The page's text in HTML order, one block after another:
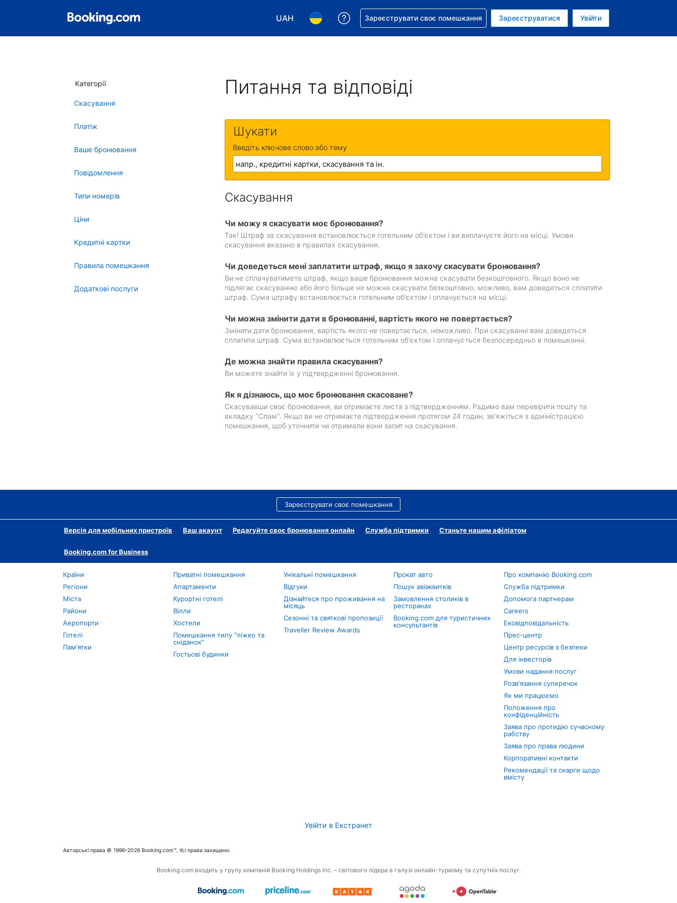
UAH
Виберіть валюту. Ваша поточна валюта: Українська гривня
Виберіть мову. Ваша поточна мова: Українською
Отримайте допомогу з бронюванням
Зареєструвати своє помешкання Зареєструватися Увійти
Категорії
Скасування
Платіж
Ваше бронювання
Повідомлення
Типи номерів
Ціни
Кредитні картки
Правила помешкання
Додаткові послуги
Питання та відповіді
Шукати
Введіть ключове слово або тему
Скасування
Чи можу я скасувати моє бронювання?
Так! Штраф за скасування встановлюється готельним об'єктом і ви виплачуєте його на місці. Умови
скасування вказано в правилах скасування.
Чи доведеться мені заплатити штраф, якщо я захочу скасувати бронювання?
Ви не сплачуватимете штраф, якщо ваше бронювання можна скасувати безкоштовного. Якщо воно не
підлягає скасуванню або його більше не можна скасувати безкоштовно, можливо, вам доведеться сплатити
штраф. Сума штрафу встановлюється готельним об'єктом і оплачується на місці.
Чи можна змінити дати в бронюванні, вартість якого не повертається?
Змінити дати бронювання, вартість якого не повертається, неможливо. При скасуванні вам доведеться
сплатити штраф. Сума встановлюється готельним об'єктом і оплачується безпосередньо в помешканні.
Де можна знайти правила скасування?
Ви можете знайти їх у підтвердженні бронювання.
Як я дізнаюсь, що моє бронювання скасоване?
Скасувавши своє бронювання, ви отримаєте листа з підтвердженням. Радимо вам перевірити пошту та
вкладку "Спам". Якщо ви не отримаєте підтвердження протягом 24 годин, зв'яжіться з адміністрацією
помешкання, щоб уточнити чи отримали вони запит на скасування.
Зареєструвати своє помешкання
Версія для мобільних пристроїв Ваш акаунт Редагуйте своє бронювання онлайн Служба підтримки Станьте нашим афіліатом
Booking.com for Business
Країни
Регіони
Міста
Райони
Аеропорти
Готелі
Пам'ятки
Приватні помешкання
Апартаменти
Курортні готелі
Вілли
Хостели
Помешкання типу "ліжко та
сніданок"
Гостьові будинки
Унікальні помешкання
Відгуки
Дізнайтеся про проживання на
місяць
Сезонні та святкові пропозиції
Traveller Review Awards
Прокат авто
Пошук авіаквитків
Замовлення столиків в
ресторанах
Booking.com для туристичних
консультантів
Про компанію Booking.com
Служба підтримки
Допомога партнерам
Careers
Ековідповідальність
Прес-центр
Центр ресурсів з безпеки
Для інвесторів
Умови надання послуг
Розв'язання суперечок
Як ми працюємо
Положення про
конфіденційність
Заява про протидію сучасному
рабству
Заява про права людини
Корпоративні контакти
Рекомендації та скарги щодо
вмісту
Увійти в Екстранет
Авторські права © 1996–2026 Booking.com™. Усі права захищено.
Booking.com входить у групу компаній Booking Holdings Inc. – світового лідера в галузі онлайн-туризму та супутніх послуг.